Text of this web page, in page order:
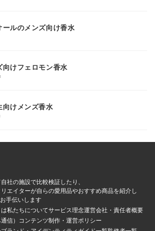
ールのメンズ向け香水
向けフェロモン香水
向けメンズ香水
社の施設で比較検証したり、
エイターが自らの愛用品やおすすめ商品を紹介し
手伝いします
私たちについてサービス理念運営会社・責任者概要
信） コンテンツ制作・運営ポリシー